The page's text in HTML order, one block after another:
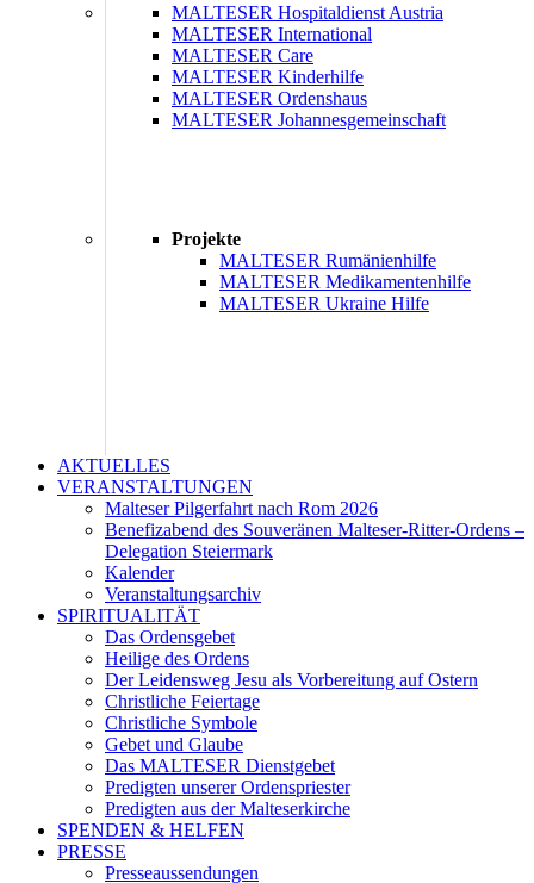
MALTESER Hospitaldienst Austria
MALTESER International
MALTESER Care
MALTESER Kinderhilfe
MALTESER Ordenshaus
MALTESER Johannesgemeinschaft
Projekte
MALTESER Rumänienhilfe
MALTESER Medikamentenhilfe
MALTESER Ukraine Hilfe
AKTUELLES
VERANSTALTUNGEN
Malteser Pilgerfahrt nach Rom 2026
Benefizabend des Souveränen Malteser-Ritter-Ordens –
Delegation Steiermark
Kalender
Veranstaltungsarchiv
SPIRITUALITÄT
Das Ordensgebet
Heilige des Ordens
Der Leidensweg Jesu als Vorbereitung auf Ostern
Christliche Feiertage
Christliche Symbole
Gebet und Glaube
Das MALTESER Dienstgebet
Predigten unserer Ordenspriester
Predigten aus der Malteserkirche
SPENDEN & HELFEN
PRESSE
Presseaussendungen